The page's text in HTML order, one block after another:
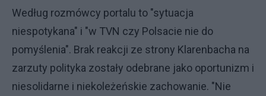
Według rozmówcy portalu to "sytuacja
niespotykana" i "w TVN czy Polsacie nie do
pomyślenia". Brak reakcji ze strony Klarenbacha na
zarzuty polityka zostały odebrane jako oportunizm i
niesolidarne i niekoleżeńskie zachowanie. "Nie